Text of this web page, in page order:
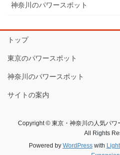
神奈川のパワースポット
トップ
東京のパワースポット
神奈川のパワースポット
サイトの案内
Copyright © 東京・神奈川の人気パワ
All Rights
Powered by WordPresswith